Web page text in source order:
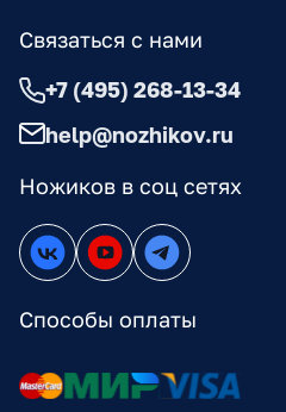
Ножиков в соц сетях
Способы оплаты
Связаться с нами
+7 (495) 268-13-34
help@nozhikov.ru